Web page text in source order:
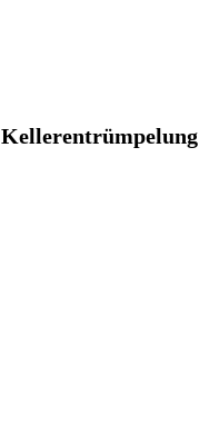
Kellerentrümpelung